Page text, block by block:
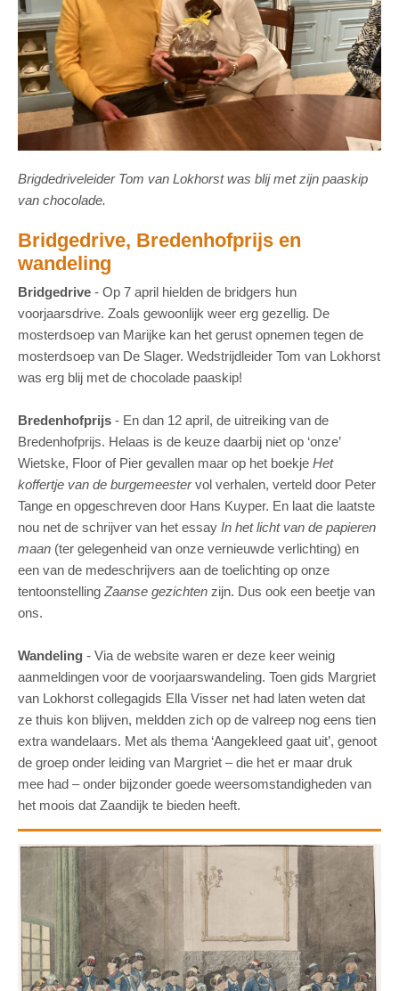
Brigdedriveleider Tom van Lokhorst was blij met zijn paaskip
van chocolade.
Bridgedrive, Bredenhofprijs en
wandeling
Bridgedrive - Op 7 april hielden de bridgers hun
voorjaarsdrive. Zoals gewoonlijk weer erg gezellig. De
mosterdsoep van Marijke kan het gerust opnemen tegen de
mosterdsoep van De Slager. Wedstrijdleider Tom van Lokhorst
was erg blij met de chocolade paaskip!
Bredenhofprijs - En dan 12 april, de uitreiking van de
Bredenhofprijs. Helaas is de keuze daarbij niet op ‘onze’
Wietske, Floor of Pier gevallen maar op het boekje Het
koffertje van de burgemeestervol verhalen, verteld door Peter
Tange en opgeschreven door Hans Kuyper. En laat die laatste
nou net de schrijver van het essay In het licht van de papieren
maan (ter gelegenheid van onze vernieuwde verlichting) en
een van de medeschrijvers aan de toelichting op onze
tentoonstelling Zaanse gezichten zijn. Dus ook een beetje van
ons.
Wandeling - Via de website waren er deze keer weinig
aanmeldingen voor de voorjaarswandeling. Toen gids Margriet
van Lokhorst collegagids Ella Visser net had laten weten dat
ze thuis kon blijven, meldden zich op de valreep nog eens tien
extra wandelaars. Met als thema ‘Aangekleed gaat uit’, genoot
de groep onder leiding van Margriet – die het er maar druk
mee had – onder bijzonder goede weersomstandigheden van
het moois dat Zaandijk te bieden heeft.